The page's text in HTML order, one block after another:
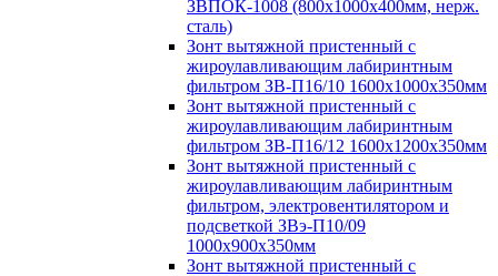
ЗВПОК-1008 (800х1000х400мм, нерж.
сталь)
Зонт вытяжной пристенный с
жироулавливающим лабиринтным
фильтром ЗВ-П16/10 1600х1000х350мм
Зонт вытяжной пристенный с
жироулавливающим лабиринтным
фильтром ЗВ-П16/12 1600х1200х350мм
Зонт вытяжной пристенный с
жироулавливающим лабиринтным
фильтром, электровентилятором и
подсветкой ЗВэ-П10/09
1000х900х350мм
Зонт вытяжной пристенный с